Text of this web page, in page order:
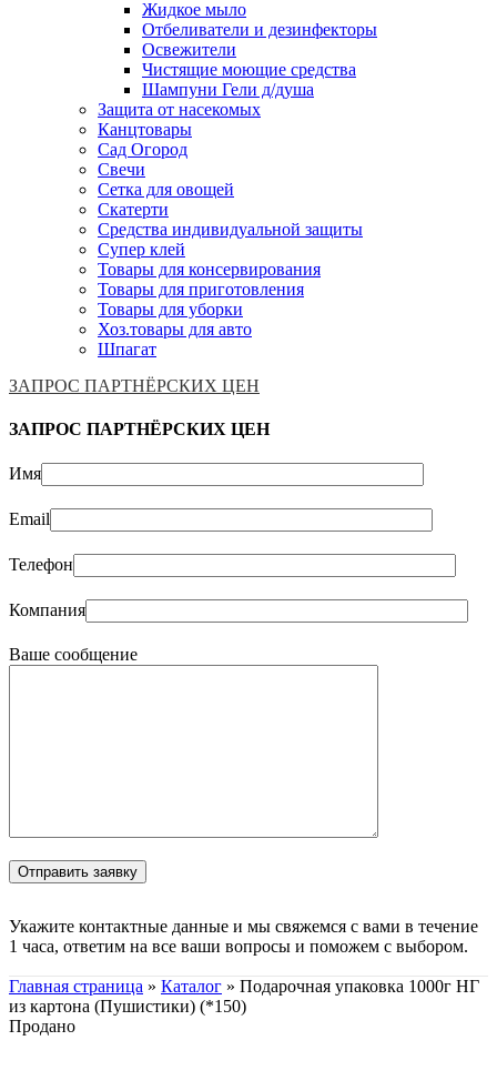
Жидкое мыло
Отбеливатели и дезинфекторы
Освежители
Чистящие моющие средства
Шампуни Гели д/душа
Защита от насекомых
Канцтовары
Сад Огород
Свечи
Сетка для овощей
Скатерти
Средства индивидуальной защиты
Супер клей
Товары для консервирования
Товары для приготовления
Товары для уборки
Хоз.товары для авто
Шпагат
ЗАПРОС ПАРТНЁРСКИХ ЦЕН
ЗАПРОС ПАРТНЁРСКИХ ЦЕН
Имя
Email
Телефон
Компания
Ваше сообщение
Укажите контактные данные и мы свяжемся с вами в течение
1 часа, ответим на все ваши вопросы и поможем с выбором.
Главная страница » Каталог » Подарочная упаковка 1000г НГ
из картона (Пушистики) (*150)
Продано